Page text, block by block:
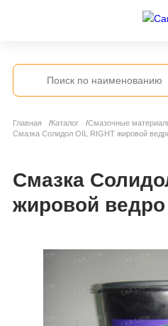
Главная Каталог
Смазочные
Смазка Солидол OIL RIGHT жировой
Смазка
жировой ведро